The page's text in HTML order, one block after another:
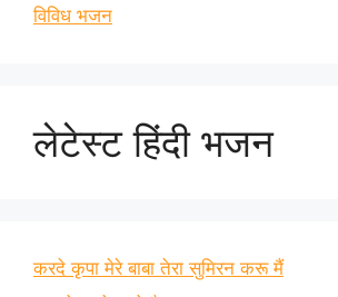
विविध भजन
लेटेस्ट हिंदी भजन
करदे कृपा मेरे बाबा तेरा सुमिरन करू मैं